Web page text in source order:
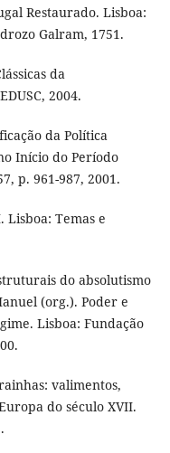
Restaurado. Lisboa:
Galram, 1751.
da
2004.
da Política
Início do Período
p. 961-987, 2001.
Lisboa: Temas e
do absolutismo
(org.). Poder e
Lisboa: Fundação
valimentos,
do século XVII.